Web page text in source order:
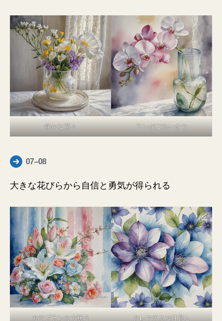
静かな花々 ランがごあいさつ
07–08
大きな花びらから自信と勇気が得られる
カサブランカで祝う クレマチスは仲良し